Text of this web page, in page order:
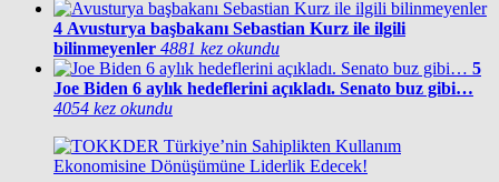
4 Avusturya başbakanı Sebastian Kurz ile ilgili
bilinmeyenler 4881 kez okundu
5
Joe Biden 6 aylık hedeflerini açıkladı. Senato buz gibi…
4054 kez okundu